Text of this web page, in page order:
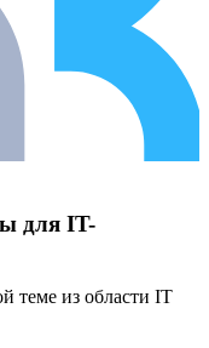
для IT-
теме из области IT